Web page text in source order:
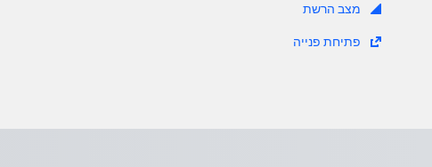
מצב הרשת
פתיחת פנייה